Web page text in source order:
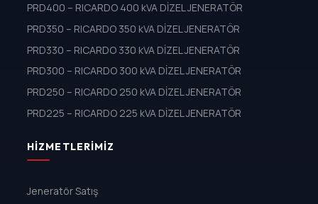
PRD400 – RICARDO 400 kVA DİZEL JENERATÖR
PRD350 – RICARDO 350 kVA DİZEL JENERATÖR
PRD330 – RICARDO 330 kVA DİZEL JENERATÖR
PRD300 – RICARDO 300 kVA DİZEL JENERATÖR
PRD250 – RICARDO 250 kVA DİZEL JENERATÖR
PRD225 – RICARDO 225 kVA DİZEL JENERATÖR
HIZMETLERIMIZ
Jeneratör Satış